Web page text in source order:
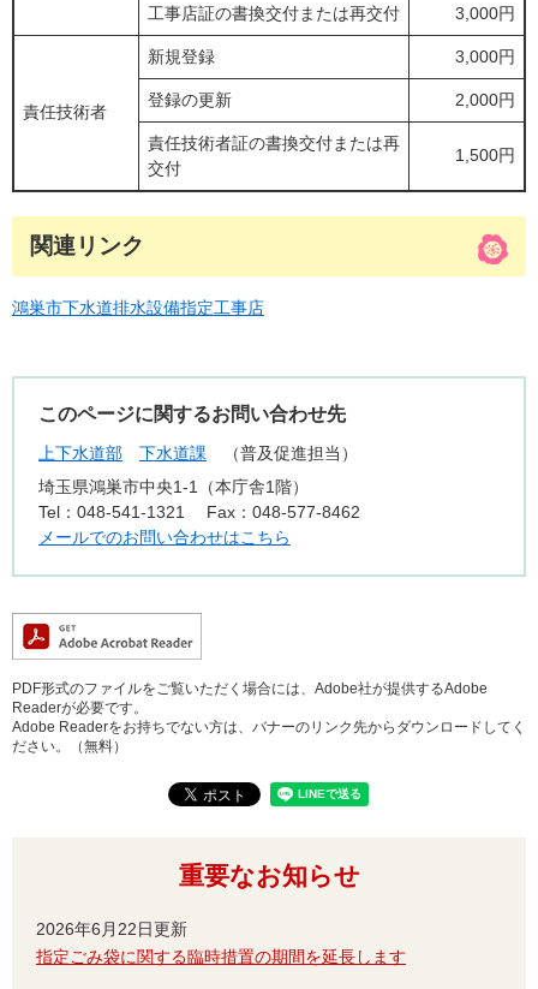
工事店証の書換交付または再交付 3,000円
責任技術者
新規登録 3,000円
登録の更新 2,000円
責任技術者証の書換交付または再
交付
1,500円
関連リンク
鴻巣市下水道排水設備指定工事店
このページに関するお問い合わせ先
上下水道部 下水道課
普及促進担当
埼玉県鴻巣市中央1-1（本庁舎1階）
Tel：048-541-1321
Fax：048-577-8462
メールでのお問い合わせはこちら
PDF形式のファイルをご覧いただく場合には、Adobe社が提供するAdobe
Readerが必要です。
Adobe Readerをお持ちでない方は、バナーのリンク先からダウンロードしてく
ださい。（無料）
重要なお知らせ
2026年6月22日更新
指定ごみ袋に関する臨時措置の期間を延長します